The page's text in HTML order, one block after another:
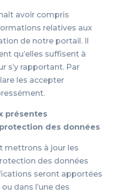
avoir compris
relatives aux
de notre portail. Il
qu’elles suffisent à
s’y rapportant. Par
les accepter
présentes
des données
mettrons à jour les
des données
seront apportées
dans l’une des